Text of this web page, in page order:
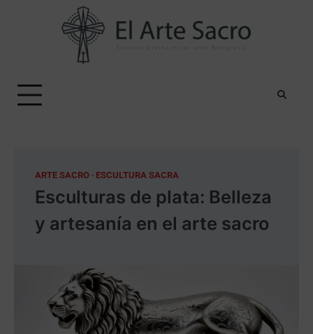
ARTE SACRO ESCULTURA SACRA
Esculturas de plata: Belleza
y artesanía en el arte sacro